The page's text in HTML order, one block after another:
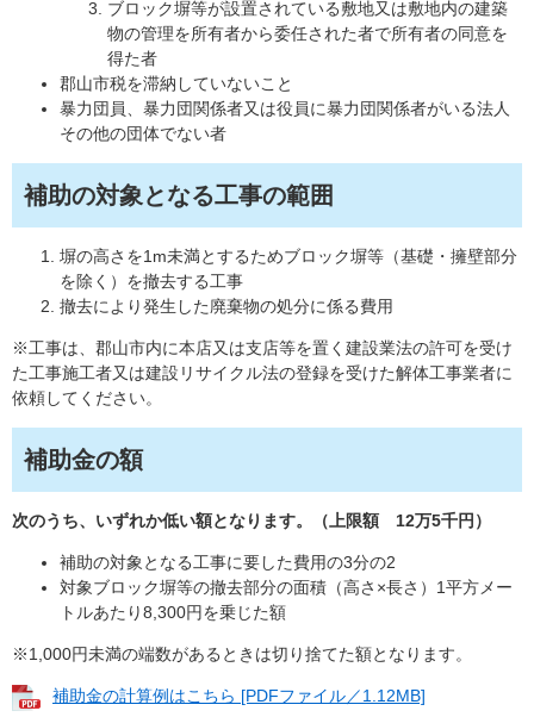
ブロック塀等が設置されている敷地又は敷地内の建築
物の管理を所有者から委任された者で所有者の同意を
得た者
郡山市税を滞納していないこと
暴力団員、暴力団関係者又は役員に暴力団関係者がいる法人
その他の団体でない者
補助の対象となる工事の範囲
塀の高さを1m未満とするためブロック塀等（基礎・擁壁部分
を除く）を撤去する工事
撤去により発生した廃棄物の処分に係る費用
※工事は、郡山市内に本店又は支店等を置く建設業法の許可を受け
た工事施工者又は建設リサイクル法の登録を受けた解体工事業者に
依頼してください。
補助金の額
次のうち、いずれか低い額となります。（上限額 12万5千円）
補助の対象となる工事に要した費用の3分の2
対象ブロック塀等の撤去部分の面積（高さ×長さ）1平方メー
トルあたり8,300円を乗じた額
※1,000円未満の端数があるときは切り捨てた額となります。
補助金の計算例はこちら [PDFファイル／1.12MB]